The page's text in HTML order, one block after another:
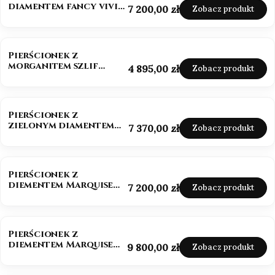
diamentem fancy vivid Cena
7 200,00 zł Zobacz produkt
Pierścionek z
morganitem szlif
Cena
4 895,00 zł Zobacz produkt
Pierścionek z
zielonym diamentem
Cena
7 370,00 zł Zobacz produkt
Pierścionek z
diementem Marquise
Cena
7 200,00 zł Zobacz produkt
Pierścionek z
diementem Marquise
Cena
9 800,00 zł Zobacz produkt